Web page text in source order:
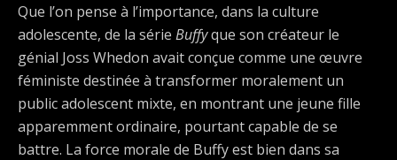
Que l’on pense à l’importance, dans la culture
adolescente, de la série Buffyque son créateur le
génial Joss Whedon avait conçue comme une œuvre
féministe destinée à transformer moralement un
public adolescent mixte, en montrant une jeune fille
apparemment ordinaire, pourtant capable de se
battre. La force morale de Buffy est bien dans sa